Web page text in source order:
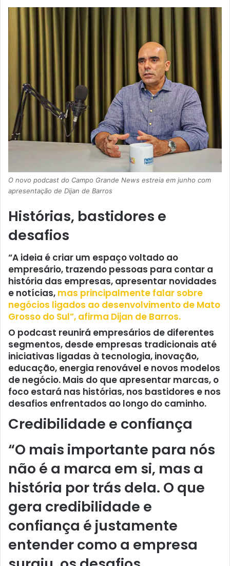
O novo podcast do Campo Grande News estreia em junho com
apresentação de Dijan de Barros
Histórias, bastidores e
desafios
“A ideia é criar um espaço voltado ao
empresário, trazendo pessoas para contar a
história das empresas, apresentar novidades
e notícias, mas principalmente falar sobre
negócios ligados ao desenvolvimento de Mato
Grosso do Sul”, afirma Dijan de Barros.
O podcast reunirá empresários de diferentes
segmentos, desde empresas tradicionais até
iniciativas ligadas à tecnologia, inovação,
educação, energia renovável e novos modelos
de negócio. Mais do que apresentar marcas, o
foco estará nas histórias, nos bastidores e nos
desafios enfrentados ao longo do caminho.
Credibilidade e confiança
“O mais importante para nós
não é a marca em si, mas a
história por trás dela. O que
gera credibilidade e
confiança é justamente
entender como a empresa